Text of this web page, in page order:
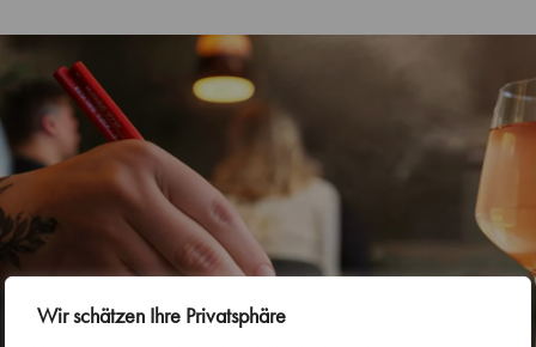
Wir schätzen Ihre Privatsphäre